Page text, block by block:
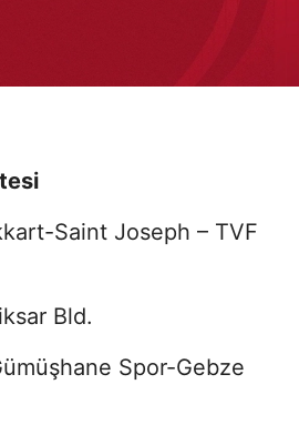
Saint Joseph – TVF
Bld.
Spor-Gebze